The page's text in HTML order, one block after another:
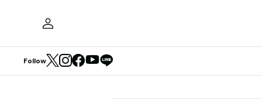
Follow